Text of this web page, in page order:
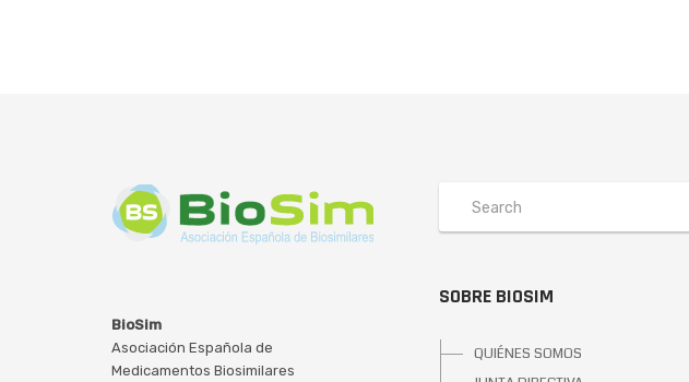
BioSim
Asociación Española de
Medicamentos Biosimilares
SOBRE BIOSIM
QUIÉNES SOMOS